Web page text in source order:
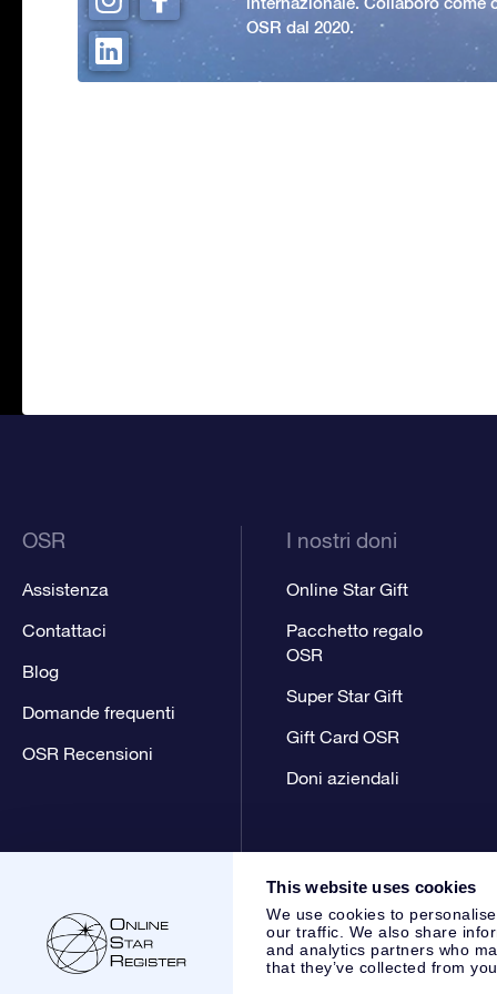
This website uses cookies
We use cookies to
our traffic. We also share
and analytics partners who
that they’ve collected from
OSR dal 2020.
OSR
Assistenza
Contattaci
Blog
Domande frequenti
OSR Recensioni
I nostri doni
Online Star Gift
Pacchetto regalo
OSR
Super Star Gift
Gift Card OSR
Doni aziendali